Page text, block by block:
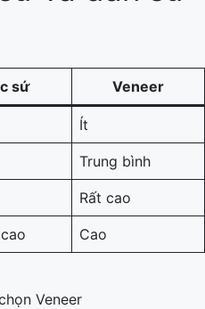
sứ Veneer
Ít
Trung bình
Rất cao
Cao
Veneer